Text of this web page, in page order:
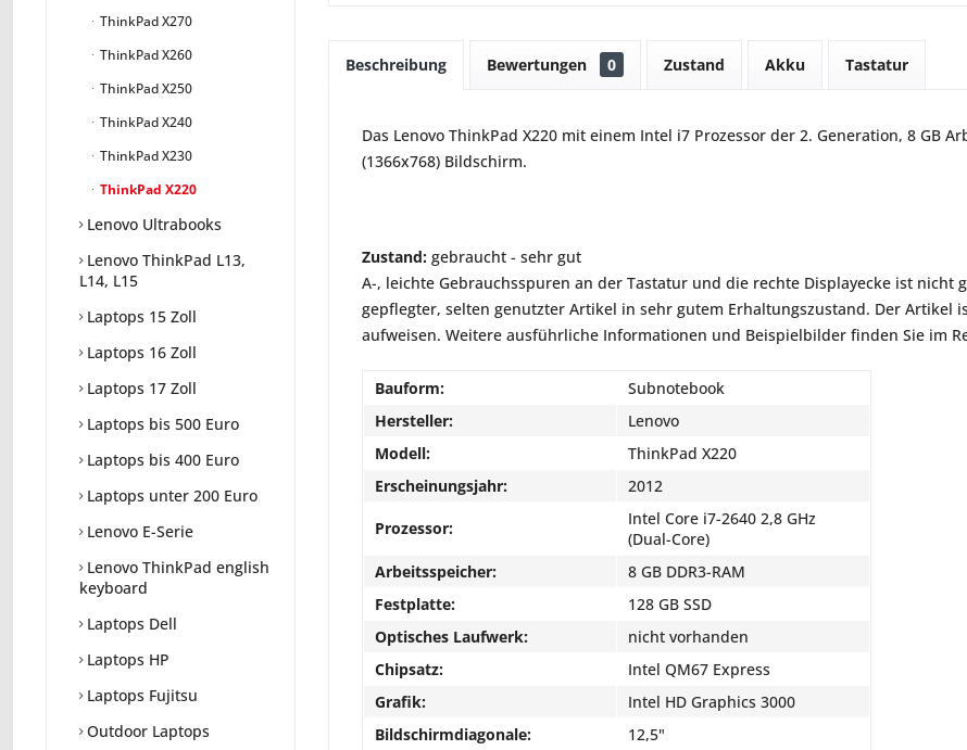
ThinkPad X270
ThinkPad X260
ThinkPad X250
ThinkPad X240
ThinkPad X230
ThinkPad X220
Lenovo Ultrabooks
Lenovo ThinkPad L13,
L14, L15
Laptops 15 Zoll
Laptops 16 Zoll
Laptops 17 Zoll
Laptops bis 500 Euro
Laptops bis 400 Euro
Laptops unter 200 Euro
Lenovo E-Serie
Lenovo ThinkPad english
keyboard
Laptops Dell
Laptops HP
Laptops Fujitsu
Outdoor Laptops
Beschreibung Bewertungen 0 Zustand Akku Tastatur
Das Lenovo ThinkPad X220 mit einem Intel i7 Prozessor der 2. Generation, 8 GB
(1366x768) Bildschirm.
Zustand: gebraucht - sehr gut
A-, leichte Gebrauchsspuren an der Tastatur und die rechte Displayecke ist nicht
gepflegter, selten genutzter Artikel in sehr gutem Erhaltungszustand. Der Artikel
aufweisen. Weitere ausführliche Informationen und Beispielbilder finden Sie im
Bauform:
Subnotebook
Hersteller:
Lenovo
Modell:
ThinkPad X220
Erscheinungsjahr:
2012
Prozessor:
Intel Core i7-2640 2,8 GHz
(Dual-Core)
Arbeitsspeicher:
8 GB DDR3-RAM
Festplatte:
128 GB SSD
Optisches Laufwerk:
nicht vorhanden
Chipsatz:
Intel QM67 Express
Grafik:
Intel HD Graphics 3000
Bildschirmdiagonale:
12,5"